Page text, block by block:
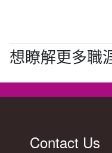
想瞭解更多職
Contact Us